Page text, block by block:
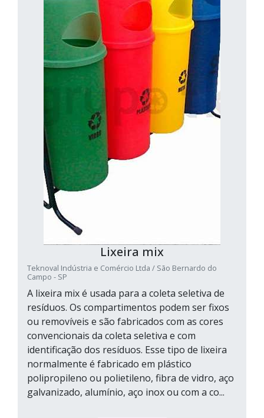
Lixeira mix
Teknoval Indústria e Comércio Ltda / São Bernardo do
Campo - SP
A lixeira mix é usada para a coleta seletiva de
resíduos. Os compartimentos podem ser fixos
ou removíveis e são fabricados com as cores
convencionais da coleta seletiva e com
identificação dos resíduos. Esse tipo de lixeira
normalmente é fabricado em plástico
polipropileno ou polietileno, fibra de vidro, aço
galvanizado, alumínio, aço inox ou com a co...